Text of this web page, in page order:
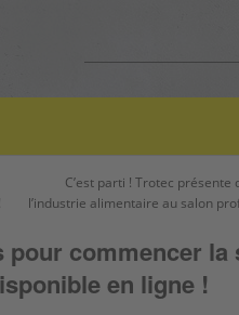
C’est parti ! Trotec présente
l’industrie alimentaire au salon
commencer la
en ligne !